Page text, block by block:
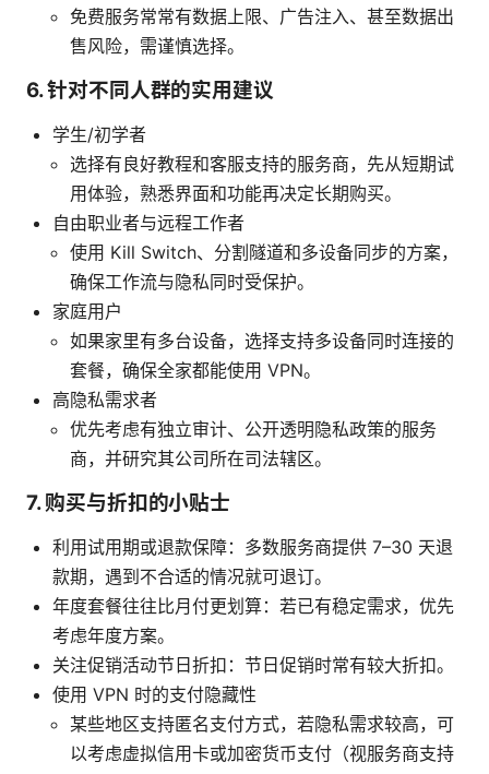
免费服务常常有数据上限、广告注入、甚至数据出
售风险，需谨慎选择。
6. 针对不同人群的实用建议
学生/初学者
选择有良好教程和客服支持的服务商，先从短期试
用体验，熟悉界面和功能再决定长期购买。
自由职业者与远程工作者
使用 Kill Switch、分割隧道和多设备同步的方案，
确保工作流与隐私同时受保护。
家庭用户
如果家里有多台设备，选择支持多设备同时连接的
套餐，确保全家都能使用 VPN。
高隐私需求者
优先考虑有独立审计、公开透明隐私政策的服务
商，并研究其公司所在司法辖区。
7. 购买与折扣的小贴士
利用试用期或退款保障：多数服务商提供 7–30 天退
款期，遇到不合适的情况就可退订。
年度套餐往往比月付更划算：若已有稳定需求，优先
考虑年度方案。
关注促销活动节日折扣：节日促销时常有较大折扣。
使用 VPN 时的支付隐藏性
某些地区支持匿名支付方式，若隐私需求较高，可
以考虑虚拟信用卡或加密货币支付（视服务商支持